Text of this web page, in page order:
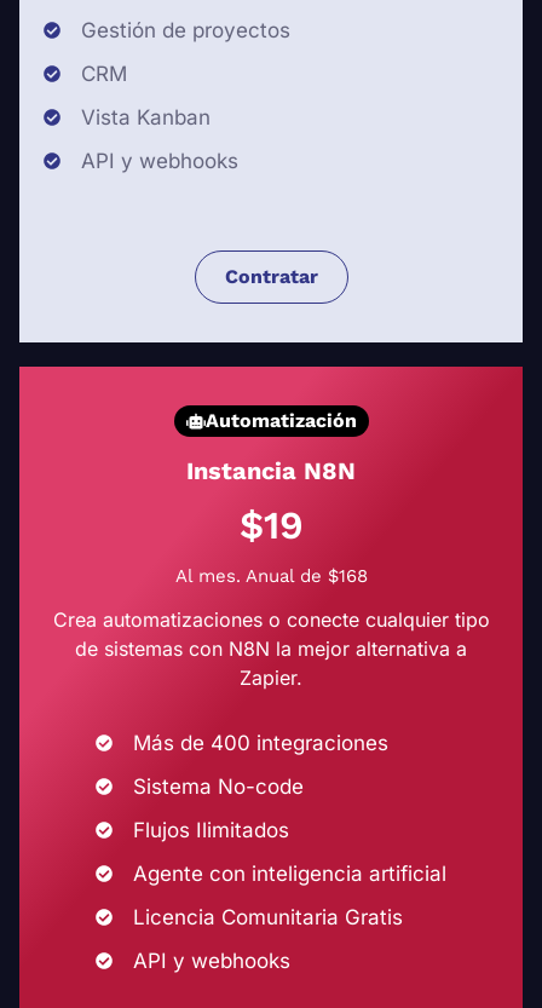
Gestión de proyectos
CRM
Vista Kanban
API y webhooks
Contratar
Automatización
Instancia N8N
$19
Al mes. Anual de $168
Crea automatizaciones o conecte cualquier tipo
de sistemas con N8N la mejor alternativa a
Zapier.
Más de 400 integraciones
Sistema No-code
Flujos Ilimitados
Agente con inteligencia artificial
Licencia Comunitaria Gratis
API y webhooks